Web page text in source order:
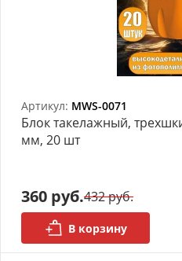
Артикул: MWS-0071
Блок такелажный,
мм, 20 шт
360 руб.432 руб.
В корзину